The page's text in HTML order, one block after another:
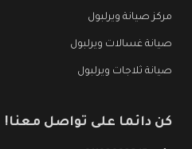
مركز صيانة ويرلبول
صيانة غسالات ويرلبول
صيانة ثلاجات ويرلبول
كن دائما على تواصل معنا!